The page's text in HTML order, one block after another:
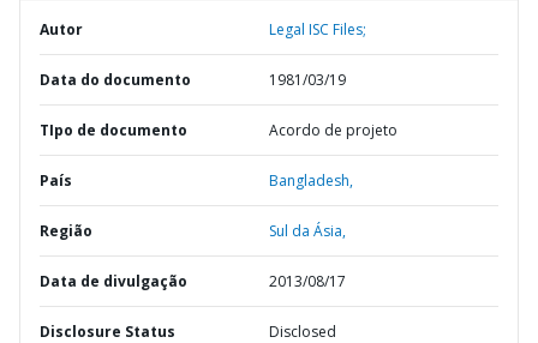
Autor Legal ISC Files;
Data do documento 1981/03/19
TIpo de documento Acordo de projeto
País Bangladesh,
Região Sul da Ásia,
Data de divulgação 2013/08/17
Disclosure Status Disclosed